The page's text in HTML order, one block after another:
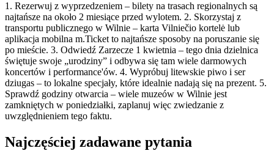
1. Rezerwuj z wyprzedzeniem – bilety na trasach regionalnych są
najtańsze na około 2 miesiące przed wylotem. 2. Skorzystaj z
transportu publicznego w Wilnie – karta Vilniečio kortelė lub
aplikacja mobilna m.Ticket to najtańsze sposoby na poruszanie się
po mieście. 3. Odwiedź Zarzecze 1 kwietnia – tego dnia dzielnica
świętuje swoje „urodziny” i odbywa się tam wiele darmowych
koncertów i performance'ów. 4. Wypróbuj litewskie piwo i ser
dziugas – to lokalne specjały, które idealnie nadają się na prezent. 5.
Sprawdź godziny otwarcia – wiele muzeów w Wilnie jest
zamkniętych w poniedziałki, zaplanuj więc zwiedzanie z
uwzględnieniem tego faktu.
Najczęściej zadawane pytania